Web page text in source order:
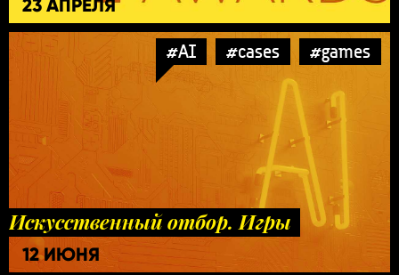
23 АПРЕЛЯ
#AI #cases #games
Искусственный отбор. Игры
12 ИЮНЯ